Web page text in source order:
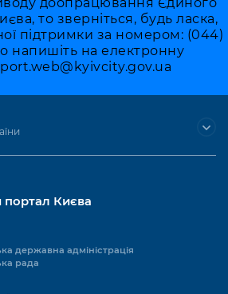
доопрацювання Єдиного
то зверніться, будь ласка,
підтримки за номером: (044)
напишіть на електронну
портал Києва
державна адміністрація
рада